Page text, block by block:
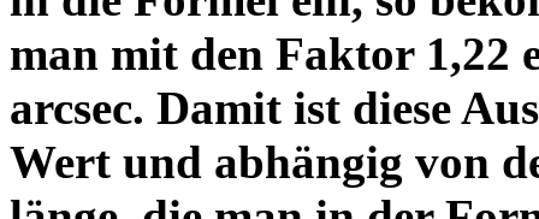
man mit den Faktor 1,22
arcsec. Damit ist diese
Wert und abhängig von